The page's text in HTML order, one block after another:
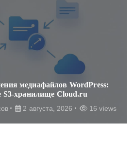
медиафайлов WordPress:
S3-хранилище Cloud.ru
2 августа, 2026 16 views